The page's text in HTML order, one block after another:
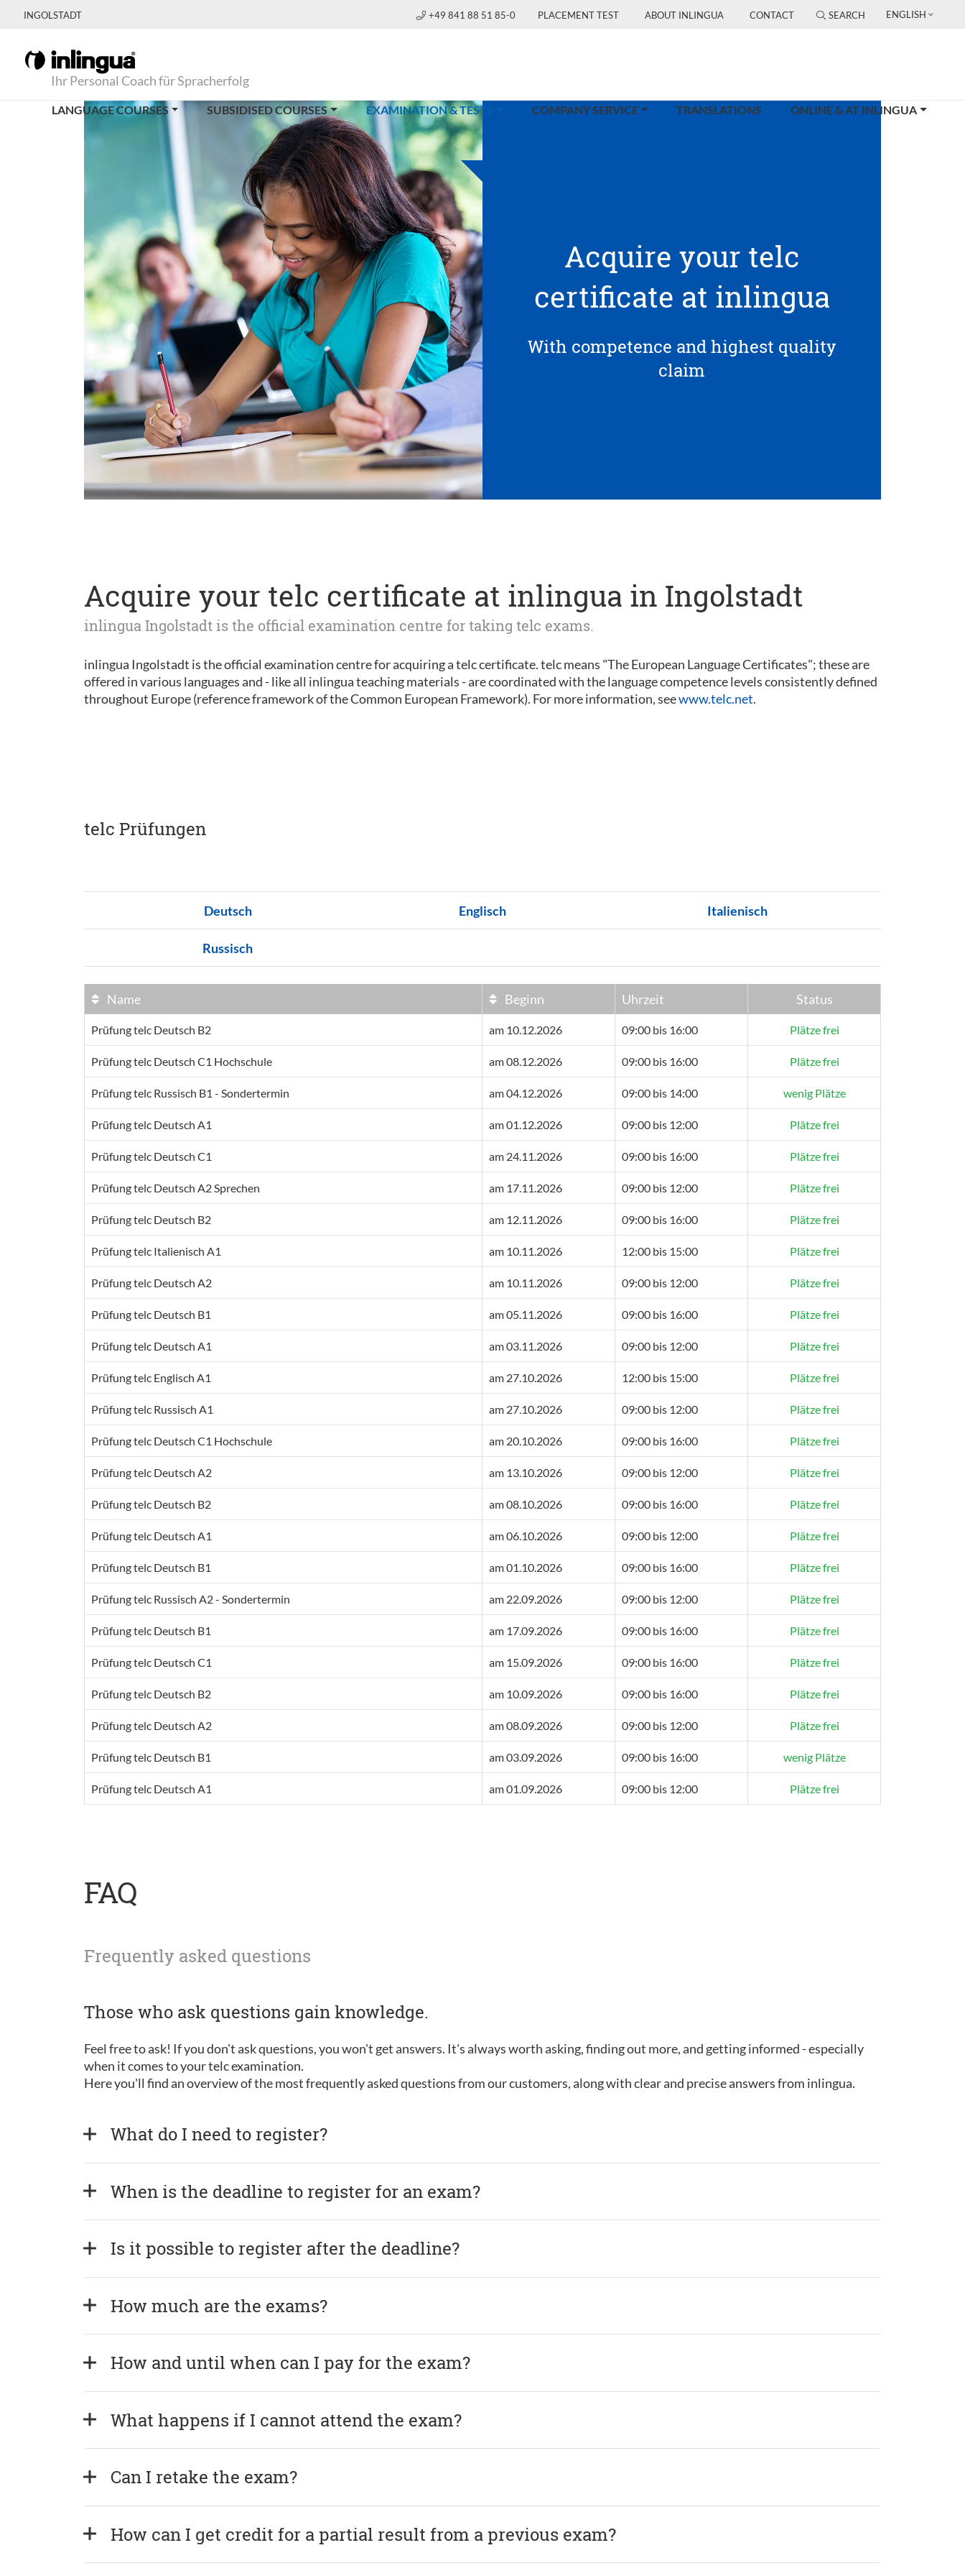
INGOLSTADT +49 841 88 51 85-0 PLACEMENT TEST ABOUT INLINGUA CONTACT SEARCH ENGLISH
Ihr Personal Coach für Spracherfolg
LANGUAGE COURSES SUBSIDISED COURSES EXAMINATION & TESTS (CURRENT)COMPANY SERVICE TRANSLATIONS ONLINE & AT INLINGUA
Acquire your telc
certificate at inlingua
With competence and highest quality
claim
Acquire your telc certificate at inlingua in Ingolstadt
inlingua Ingolstadt is the official examination centre for taking telc exams.
inlingua Ingolstadt is the official examination centre for acquiring a telc certificate. telc means "The European Language Certificates"; these are
offered in various languages and - like all inlingua teaching materials - are coordinated with the language competence levels consistently defined
throughout Europe (reference framework of the Common European Framework). For more information, seewww.telc.net.
telc Prüfungen
Deutsch Englisch Italienisch
Russisch
Name Beginn Uhrzeit Status
Prüfung telc Deutsch B2 am 10.12.2026 09:00 bis 16:00 Plätze frei
Prüfung telc Deutsch C1 Hochschule am 08.12.2026 09:00 bis 16:00 Plätze frei
Prüfung telc Russisch B1 - Sondertermin am 04.12.2026 09:00 bis 14:00 wenig Plätze
Prüfung telc Deutsch A1 am 01.12.2026 09:00 bis 12:00 Plätze frei
Prüfung telc Deutsch C1 am 24.11.2026 09:00 bis 16:00 Plätze frei
Prüfung telc Deutsch A2 Sprechen am 17.11.2026 09:00 bis 12:00 Plätze frei
Prüfung telc Deutsch B2 am 12.11.2026 09:00 bis 16:00 Plätze frei
Prüfung telc Italienisch A1 am 10.11.2026 12:00 bis 15:00 Plätze frei
Prüfung telc Deutsch A2 am 10.11.2026 09:00 bis 12:00 Plätze frei
Prüfung telc Deutsch B1 am 05.11.2026 09:00 bis 16:00 Plätze frei
Prüfung telc Deutsch A1 am 03.11.2026 09:00 bis 12:00 Plätze frei
Prüfung telc Englisch A1 am 27.10.2026 12:00 bis 15:00 Plätze frei
Prüfung telc Russisch A1 am 27.10.2026 09:00 bis 12:00 Plätze frei
Prüfung telc Deutsch C1 Hochschule am 20.10.2026 09:00 bis 16:00 Plätze frei
Prüfung telc Deutsch A2 am 13.10.2026 09:00 bis 12:00 Plätze frei
Prüfung telc Deutsch B2 am 08.10.2026 09:00 bis 16:00 Plätze frei
Prüfung telc Deutsch A1 am 06.10.2026 09:00 bis 12:00 Plätze frei
Prüfung telc Deutsch B1 am 01.10.2026 09:00 bis 16:00 Plätze frei
Prüfung telc Russisch A2 - Sondertermin am 22.09.2026 09:00 bis 12:00 Plätze frei
Prüfung telc Deutsch B1 am 17.09.2026 09:00 bis 16:00 Plätze frei
Prüfung telc Deutsch C1 am 15.09.2026 09:00 bis 16:00 Plätze frei
Prüfung telc Deutsch B2 am 10.09.2026 09:00 bis 16:00 Plätze frei
Prüfung telc Deutsch A2 am 08.09.2026 09:00 bis 12:00 Plätze frei
Prüfung telc Deutsch B1 am 03.09.2026 09:00 bis 16:00 wenig Plätze
Prüfung telc Deutsch A1 am 01.09.2026 09:00 bis 12:00 Plätze frei
FAQ
Frequently asked questions
Those who ask questions gain knowledge.
Feel free to ask! If you don't ask questions, you won't get answers. It's always worth asking, finding out more, and getting informed - especially
when it comes to your telc examination.
Here you'll find an overview of the most frequently asked questions from our customers, along with clear and precise answers from inlingua.
What do I need to register?
When is the deadline to register for an exam?
Is it possible to register after the deadline?
How much are the exams?
How and until when can I pay for the exam?
What happens if I cannot attend the exam?
Can I retake the exam?
How can I get credit for a partial result from a previous exam?